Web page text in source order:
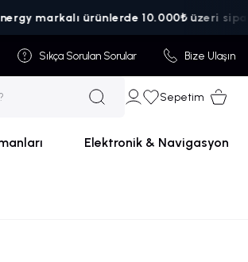
Sıkça Sorulan Sorular Bize Ulaşın
Sepetim
Elektronik & Navigasyon
markalı ürünlerde 10.000₺ üzeri